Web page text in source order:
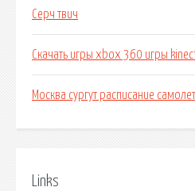
Серч твич
Скачать игры xbox 360 игры
Москва сургут расписание
Links